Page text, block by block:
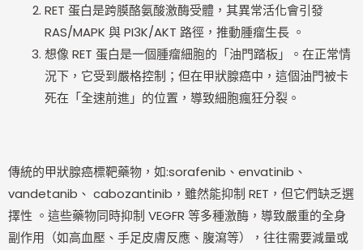
RET 蛋白是跨膜酪氨酸激酶受體，其異常活化會引發
RAS/MAPK 與 PI3K/AKT 路徑，推動腫瘤生長 。
想像 RET 蛋白是一個腫瘤細胞的「油門踏板」。在正常情
況下，它受到嚴格控制；但在甲狀腺癌中，這個油門被卡
死在「全速前進」的位置，導致細胞瘋狂分裂。
傳統的甲狀腺癌標靶藥物，如:sorafenib、envatinib、
vandetanib、 cabozantinib，雖然能抑制 RET，但它們缺乏選
擇性 。這些藥物同時抑制 VEGFR 等多種激酶，導致嚴重的全身
副作用（如高血壓、手足皮膚反應、腹瀉等），往往需要減量或